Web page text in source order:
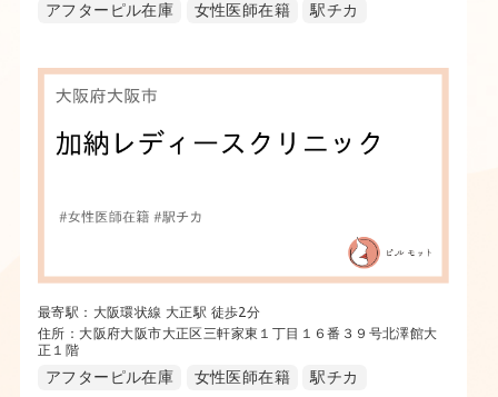
アフターピル在庫 女性医師在籍 駅チカ
最寄駅：大阪環状線 大正駅 徒歩2分
住所：大阪府大阪市大正区三軒家東１丁目１６番３９号北澤館大
正１階
アフターピル在庫 女性医師在籍 駅チカ